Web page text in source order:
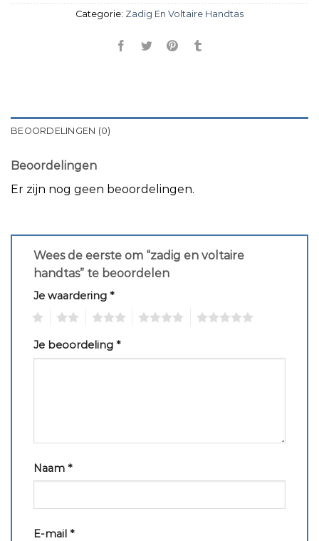
Categorie: Zadig En Voltaire Handtas
BEOORDELINGEN (0)
Beoordelingen
Er zijn nog geen beoordelingen.
Wees de eerste om “zadig en voltaire
handtas” te beoordelen
Je waardering *
Je beoordeling *
Naam *
E-mail *